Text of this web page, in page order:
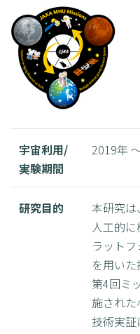
宇宙利用/
実験期間
2019年
研究目的
本研究は
人工的
ラット
を用いた
第4回ミ
施され
技術実証